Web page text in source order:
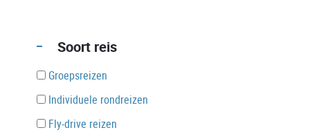
Soort reis
Groepsreizen
Individuele rondreizen
Fly-drive reizen